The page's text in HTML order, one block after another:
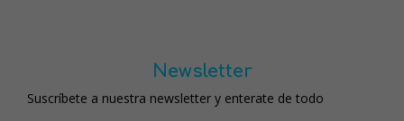
Newsletter
Suscríbete a nuestra newsletter y enterate de todo